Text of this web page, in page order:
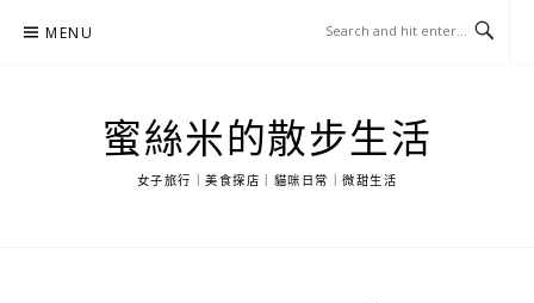
MENU
蜜絲米的散步生活
女子旅行｜美食探店｜貓咪日常｜微甜生活